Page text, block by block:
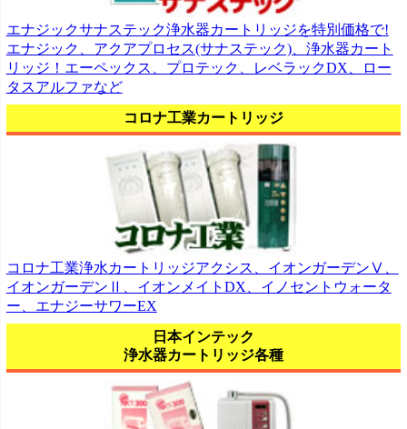
エナジックサナステック浄水器カートリッジを特別価格で!
エナジック、アクアプロセス(サナステック)、浄水器カート
リッジ！エーペックス、プロテック、レベラックDX、ロー
タスアルファなど
コロナ工業カートリッジ
コロナ工業浄水カートリッジアクシス、イオンガーデンⅤ、
イオンガーデンⅡ、イオンメイトDX、イノセントウォータ
ー、エナジーサワーEX
日本インテック
浄水器カートリッジ各種